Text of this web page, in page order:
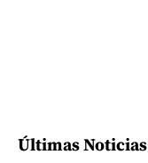
Últimas Noticias